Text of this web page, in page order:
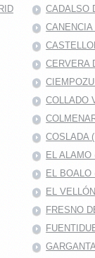
CADALSO
CERVERA
COLLADO
COSLADA
EL ALAMO
EL BOALO
EL
FRESNO